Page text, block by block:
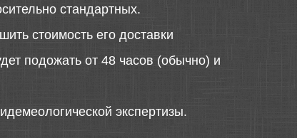
стандартных.
стоимость его доставки
подожать от 48 часов (обычно) и
экспертизы.